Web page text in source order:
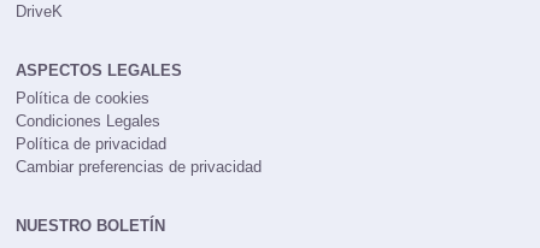
DriveK
ASPECTOS LEGALES
Política de cookies
Condiciones Legales
Política de privacidad
Cambiar preferencias de privacidad
NUESTRO BOLETÍN